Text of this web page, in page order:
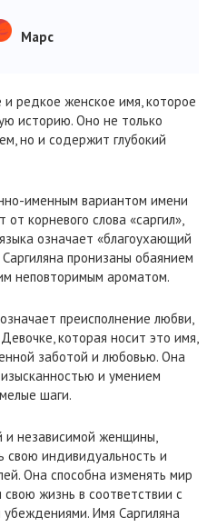
Марс
редкое женское имя, которое
историю. Оно не только
но и содержит глубокий
именным вариантом имени
корневого слова «саргил»,
означает «благоухающий
пронизаны обаянием
неповторимым ароматом.
преисполнение любви,
которая носит это имя,
заботой и любовью. Она
и умением
шаги.
и независимой женщины,
свою индивидуальность и
Она способна изменять мир
свою жизнь в соответствии с
Имя Саргиляна